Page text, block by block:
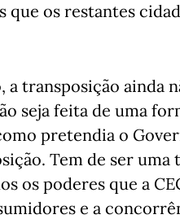
os restantes
a transposição ainda
seja feita de uma
pretendia o
Tem de ser uma
os poderes que a
e a